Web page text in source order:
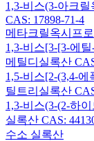
1,3-비스(3-아크
CAS: 17898-71-4
메타크릴옥시프
1,3-비스[3-[3-에
메틸디실록산
1,5-비스[2-(3,4-에
틸트리실록산
1,3-비스(3-(2-하
실록산 CAS:
수소 실록산